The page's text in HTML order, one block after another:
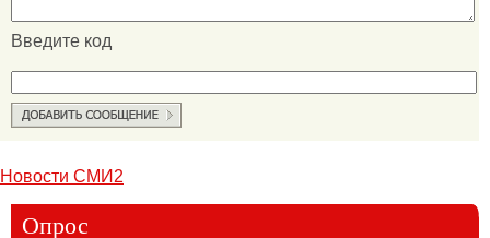
Введите код
Новости СМИ2
Опрос